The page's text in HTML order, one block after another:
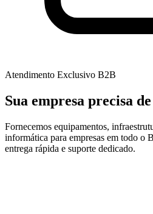
Atendimento Exclusivo B2B
Sua empresa precisa
Fornecemos equipamentos,
informática para empresas em todo o
entrega rápida e suporte dedicado.